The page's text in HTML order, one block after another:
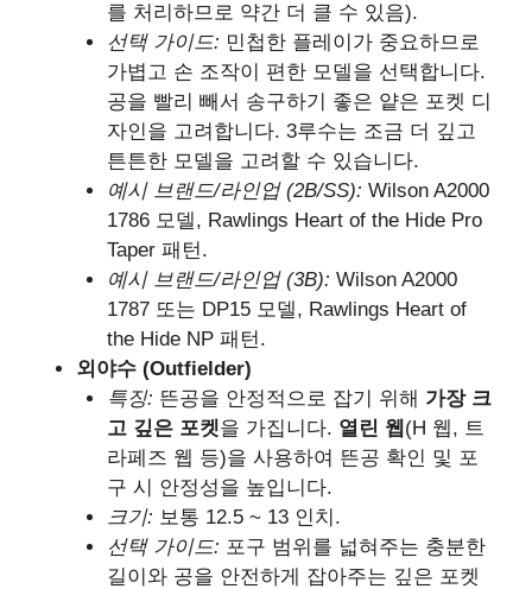
를 처리하므로 약간 더 클 수 있음).
선택 가이드: 민첩한 플레이가 중요하므로
가볍고 손 조작이 편한 모델을 선택합니다.
공을 빨리 빼서 송구하기 좋은 얕은 포켓 디
자인을 고려합니다. 3루수는 조금 더 깊고
튼튼한 모델을 고려할 수 있습니다.
예시 브랜드/라인업 (2B/SS): Wilson A2000
1786 모델, Rawlings Heart of the Hide Pro
Taper 패턴.
예시 브랜드/라인업 (3B): Wilson A2000
1787 또는 DP15 모델, Rawlings Heart of
the Hide NP 패턴.
외야수 (Outfielder)
특징: 뜬공을 안정적으로 잡기 위해 가장 크
고 깊은 포켓을 가집니다. 열린 웹 (H 웹, 트
라페즈 웹 등)을 사용하여 뜬공 확인 및 포
구 시 안정성을 높입니다.
크기: 보통 12.5 ~ 13 인치.
선택 가이드: 포구 범위를 넓혀주는 충분한
길이와 공을 안전하게 잡아주는 깊은 포켓